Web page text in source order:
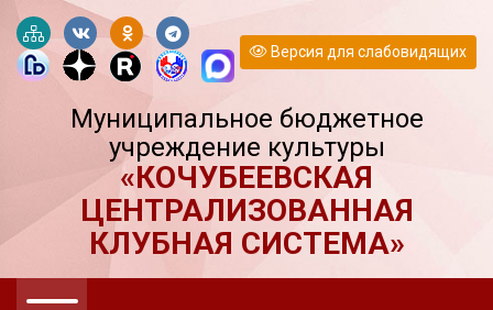
Версия для слабовидящих
Муниципальное бюджетное
учреждение культуры
«КОЧУБЕЕВСКАЯ
ЦЕНТРАЛИЗОВАННАЯ
КЛУБНАЯ СИСТЕМА»